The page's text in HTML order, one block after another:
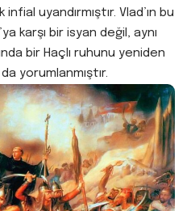
uyandırmıştır. Vlad’ın bu
karşı bir isyan değil, aynı
bir Haçlı ruhunu yeniden
yorumlanmıştır.